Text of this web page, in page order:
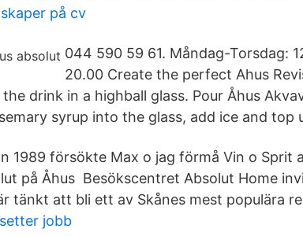
på cv
044 590 59 61. Måndag-Torsdag:
20.00 Create the perfect Ahus
the drink in a highball glass. Pour Åhus
syrup into the glass, add ice and top
1989 försökte Max o jag förmå Vin o
på Åhus Besökscentret Absolut Home
tänkt att bli ett av Skånes mest populära
jobb